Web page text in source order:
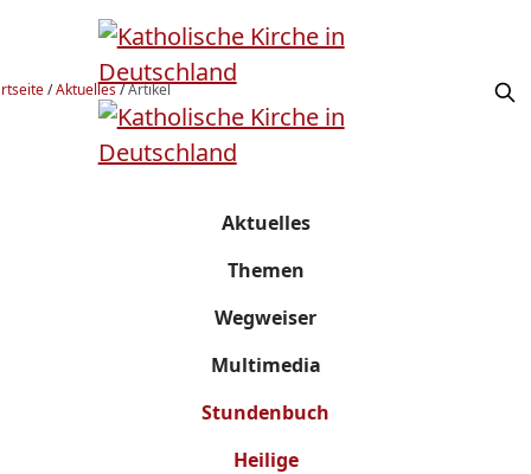
/Aktuelles/Artikel
Aktuelles
Themen
Wegweiser
Multimedia
Stundenbuch
Heilige